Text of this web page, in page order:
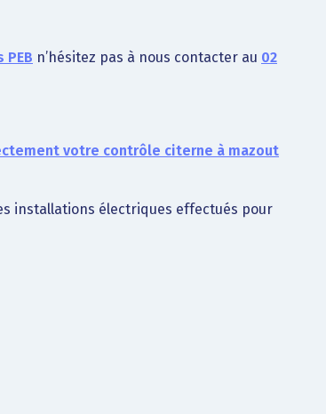
n’hésitez pas à nous contacter au 02
votre contrôle citerne à mazout
installations électriques effectués pour